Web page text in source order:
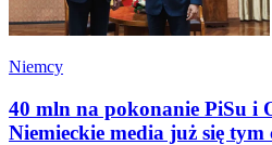
Niemcy
40 mln na pokonanie PiSu i
Niemieckie media już się tym